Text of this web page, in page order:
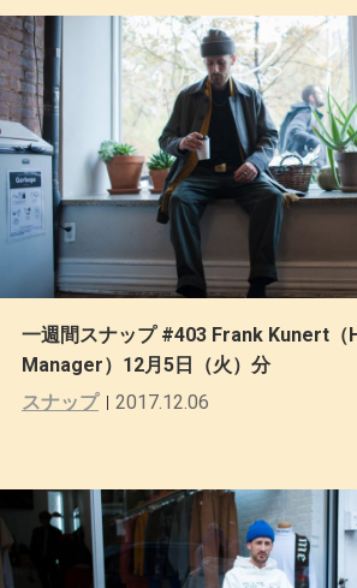
一週間スナップ #403 Frank Kunert（
Manager）12月5日（火）分
スナップ
2017.12.06